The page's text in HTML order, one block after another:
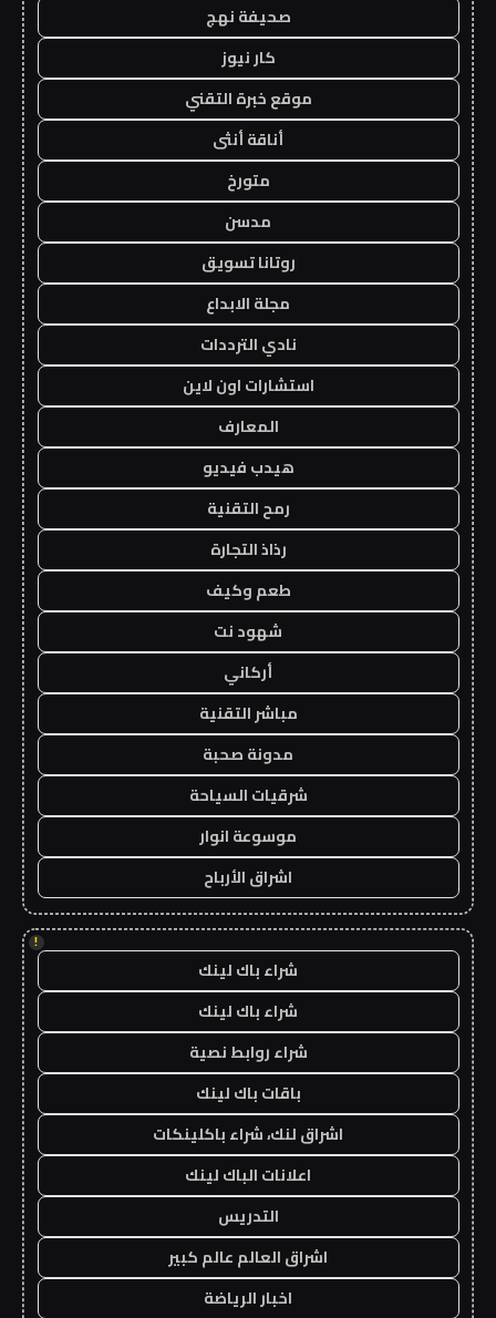
صحيفة نهج
كار نيوز
موقع خبرة التقني
أناقة أنثى
متورخ
مدسن
روتانا تسويق
مجلة الابداع
نادي الترددات
استشارات اون لاين
المعارف
هيدب فيديو
رمح التقنية
رذاذ التجارة
طعم وكيف
شهود نت
أركاني
مباشر التقنية
مدونة صحبة
شرقيات السياحة
موسوعة انوار
اشراق الأرباح
!
شراء باك لينك
شراء باك لينك
شراء روابط نصية
باقات باك لينك
اشراق لنك، شراء باكلينكات
اعلانات الباك لينك
التدريس
اشراق العالم عالم كبير
اخبار الرياضة